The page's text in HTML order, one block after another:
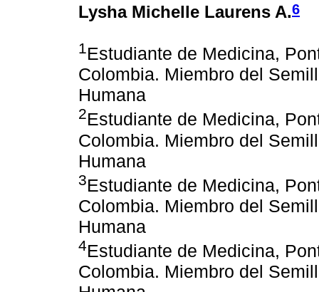
Lysha Michelle Laurens A.6
1Estudiante de Medicina,
Colombia. Miembro del
Humana
2Estudiante de Medicina,
Colombia. Miembro del
Humana
3Estudiante de Medicina,
Colombia. Miembro del
Humana
4Estudiante de Medicina,
Colombia. Miembro del